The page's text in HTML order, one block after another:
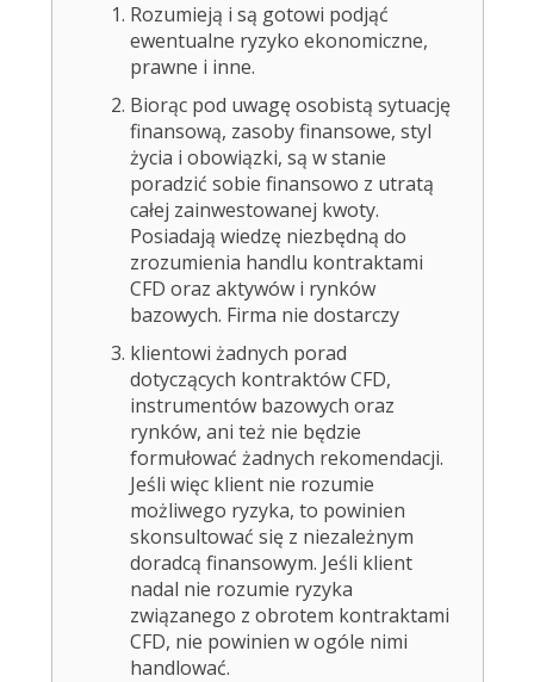
Rozumieją i są gotowi podjąć
ewentualne ryzyko ekonomiczne,
prawne i inne.
Biorąc pod uwagę osobistą sytuację
finansową, zasoby finansowe, styl
życia i obowiązki, są w stanie
poradzić sobie finansowo z utratą
całej zainwestowanej kwoty.
Posiadają wiedzę niezbędną do
zrozumienia handlu kontraktami
CFD oraz aktywów i rynków
bazowych. Firma nie dostarczy
klientowi żadnych porad
dotyczących kontraktów CFD,
instrumentów bazowych oraz
rynków, ani też nie będzie
formułować żadnych rekomendacji.
Jeśli więc klient nie rozumie
możliwego ryzyka, to powinien
skonsultować się z niezależnym
doradcą finansowym. Jeśli klient
nadal nie rozumie ryzyka
związanego z obrotem kontraktami
CFD, nie powinien w ogóle nimi
handlować.